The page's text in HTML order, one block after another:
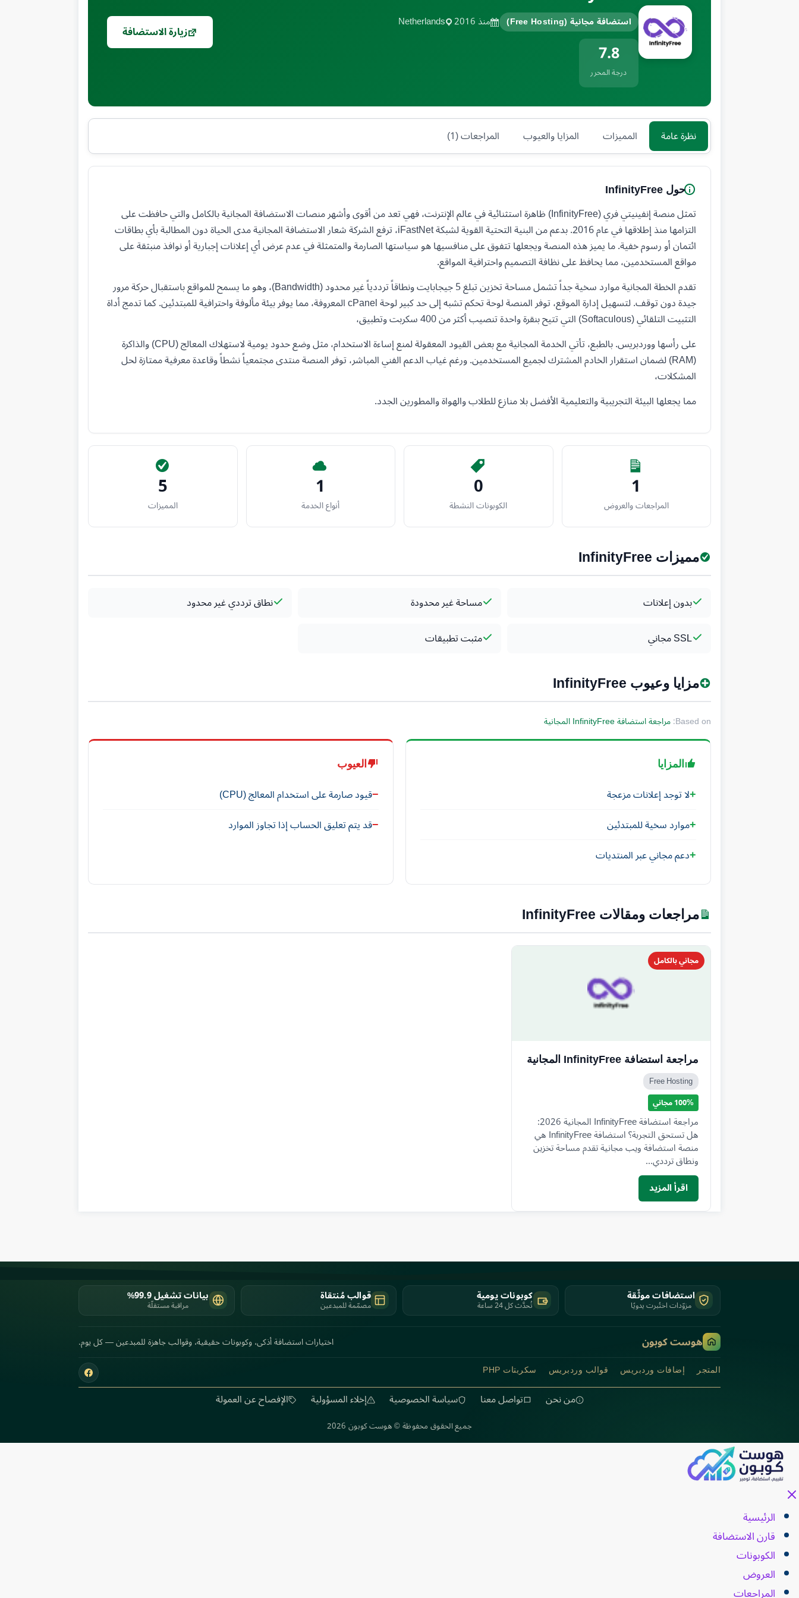
استضافة مجانية (Free Hosting) منذ 2016 Netherlands
7.8
درجة المحرر
زيارة الاستضافة
نظرة عامة المميزات المزايا والعيوب المراجعات (1)
حول InfinityFree
تمثل منصة إنفينيتي فري (InfinityFree) ظاهرة استثنائية في عالم الإنترنت، فهي تعد من أقوى وأشهر منصات الاستضافة المجانية بالكامل والتي حافظت على
التزامها منذ إطلاقها في عام 2016. بدعم من البنية التحتية القوية لشبكة iFastNet، ترفع الشركة شعار الاستضافة المجانية مدى الحياة دون المطالبة بأي بطاقات
ائتمان أو رسوم خفية. ما يميز هذه المنصة ويجعلها تتفوق على منافسيها هو سياستها الصارمة والمتمثلة في عدم عرض أي إعلانات إجبارية أو نوافذ منبثقة على
مواقع المستخدمين، مما يحافظ على نظافة التصميم واحترافية المواقع.
تقدم الخطة المجانية موارد سخية جداً تشمل مساحة تخزين تبلغ 5 جيجابايت ونطاقاً ترددياً غير محدود (Bandwidth)، وهو ما يسمح للمواقع باستقبال حركة مرور
جيدة دون توقف. لتسهيل إدارة الموقع، توفر المنصة لوحة تحكم تشبه إلى حد كبير لوحة cPanel المعروفة، مما يوفر بيئة مألوفة واحترافية للمبتدئين. كما تدمج أداة
التثبيت التلقائي (Softaculous) التي تتيح بنقرة واحدة تنصيب أكثر من 400 سكربت وتطبيق،
على رأسها ووردبريس. بالطبع، تأتي الخدمة المجانية مع بعض القيود المعقولة لمنع إساءة الاستخدام، مثل وضع حدود يومية لاستهلاك المعالج (CPU) والذاكرة
(RAM) لضمان استقرار الخادم المشترك لجميع المستخدمين. ورغم غياب الدعم الفني المباشر، توفر المنصة منتدى مجتمعياً نشطاً وقاعدة معرفية ممتازة لحل
المشكلات،
مما يجعلها البيئة التجريبية والتعليمية الأفضل بلا منازع للطلاب والهواة والمطورين الجدد.
1
المراجعات والعروض
0
الكوبونات النشطة
1
أنواع الخدمة
5
المميزات
مميزات InfinityFree
بدون إعلانات مساحة غير محدودة
نطاق ترددي غير محدود
SSL مجاني
مثبت تطبيقات
مزايا وعيوب InfinityFree
Based on: مراجعة استضافة InfinityFree المجانية
المزايا
لا توجد إعلانات مزعجة
موارد سخية للمبتدئين
دعم مجاني عبر المنتديات
العيوب
قيود صارمة على استخدام المعالج (CPU)
قد يتم تعليق الحساب إذا تجاوز الموارد
مراجعات ومقالات InfinityFree
مجاني بالكامل
مراجعة استضافة InfinityFree المجانية
Free Hosting
100% مجاني
مراجعة استضافة InfinityFree المجانية 2026:
هل تستحق التجربة؟ استضافة InfinityFree هي
منصة استضافة ويب مجانية تقدم مساحة تخزين
ونطاق ترددي...
اقرأ المزيد
استضافات موثّقة
مزوّدات اختُبرت يدويًا
كوبونات يومية
تُحدَّث كل 24 ساعة
قوالب مُنتقاة
مصمّمة للمبدعين
بيانات تشغيل 99.9%
مراقبة مستقلّة
هوست كوبون اختيارات استضافة أذكى، وكوبونات حقيقية، وقوالب جاهزة للمبدعين — كل يوم.
المتجر إضافات وردبريس قوالب وردبريس سكربتات PHP
من نحن تواصل معنا سياسة الخصوصية إخلاء المسؤولية الإفصاح عن العمولة
جميع الحقوق محفوظة © هوست كوبون 2026
الرئيسية
قارن الاستضافة
الكوبونات
العروض